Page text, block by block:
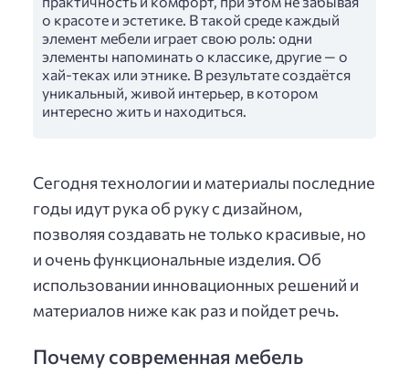
о красоте и эстетике. В такой среде каждый
элемент мебели играет свою роль: одни
элементы напоминать о классике, другие — о
хай-теках или этнике. В результате создаётся
уникальный, живой интерьер, в котором
интересно жить и находиться.
Сегодня технологии и материалы последние
годы идут рука об руку с дизайном,
позволяя создавать не только красивые, но
и очень функциональные изделия. Об
использовании инновационных решений и
материалов ниже как раз и пойдет речь.
Почему современная мебель